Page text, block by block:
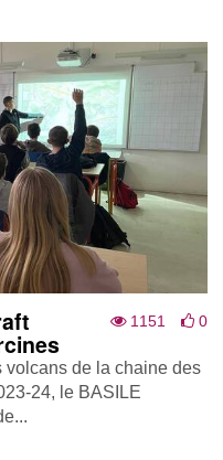
1151 0
volcans de la chaine des
24, le BASILE